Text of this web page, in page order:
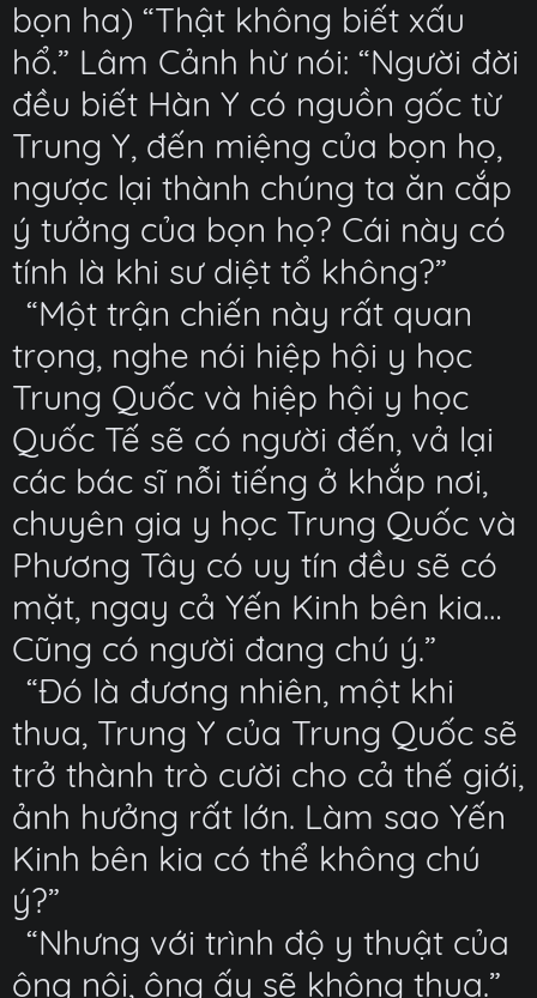
bọn ha) “Thật không biết xấu
hổ.” Lâm Cảnh hừ nói: “Người đời
đều biết Hàn Y có nguồn gốc từ
Trung Y, đến miệng của bọn họ,
ngược lại thành chúng ta ăn cắp
ý tưởng của bọn họ? Cái này có
tính là khi sư diệt tổ không?”
“Một trận chiến này rất quan
trọng, nghe nói hiệp hội y học
Trung Quốc và hiệp hội y học
Quốc Tế sẽ có người đến, vả lại
các bác sĩ nỗi tiếng ở khắp nơi,
chuyên gia y học Trung Quốc và
Phương Tây có uy tín đều sẽ có
mặt, ngay cả Yến Kinh bên kia…
Cũng có người đang chú ý.”
“Đó là đương nhiên, một khi
thua, Trung Y của Trung Quốc sẽ
trở thành trò cười cho cả thế giới,
ảnh hưởng rất lớn. Làm sao Yến
Kinh bên kia có thể không chú
ý?”
“Nhưng với trình độ y thuật của
ông nội, ông ấy sẽ không thua.”